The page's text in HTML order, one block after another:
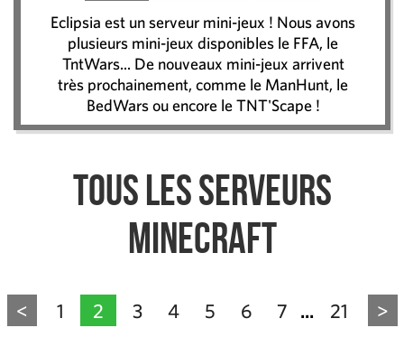
Eclipsia est un serveur mini-jeux ! Nous avons
plusieurs mini-jeux disponibles le FFA, le
TntWars... De nouveaux mini-jeux arrivent
très prochainement, comme le ManHunt, le
BedWars ou encore le TNT'Scape !
Tous les serveurs
Minecraft
< 1 2 3 4 5 6 7 ... 21 >